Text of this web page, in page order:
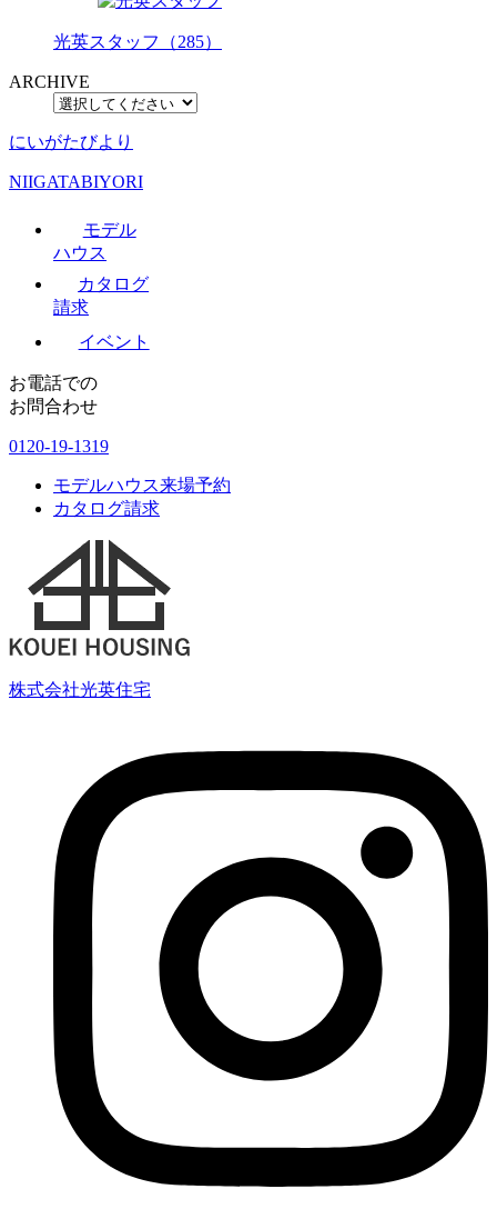
光英スタッフ（285）
ARCHIVE
にいがたびより
NIIGATABIYORI
モデル
ハウス
カタログ
請求
イベント
お電話での
お問合わせ
0120-19-1319
モデルハウス来場予約
カタログ請求
株式会社光英住宅